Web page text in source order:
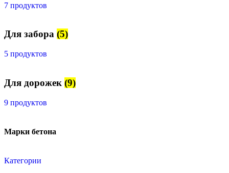
7 продуктов
Для забора (5)
5 продуктов
Для дорожек (9)
9 продуктов
Марки бетона
Категории